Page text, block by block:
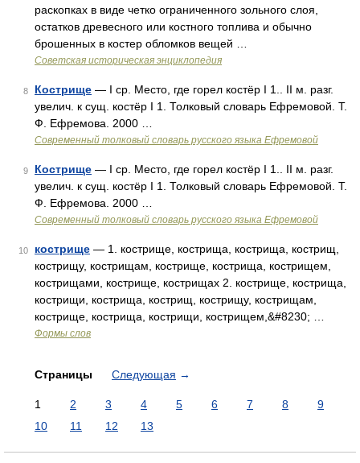
раскопках в виде четко ограниченного зольного слоя,
остатков древесного или костного топлива и обычно
брошенных в костер обломков вещей …
Советская историческая энциклопедия
8 Кострище — I ср. Место, где горел костёр I 1.. II м. разг.
увелич. к сущ. костёр I 1. Толковый словарь Ефремовой. Т.
Ф. Ефремова. 2000 …
Современный толковый словарь русского языка Ефремовой
9 Кострище — I ср. Место, где горел костёр I 1.. II м. разг.
увелич. к сущ. костёр I 1. Толковый словарь Ефремовой. Т.
Ф. Ефремова. 2000 …
Современный толковый словарь русского языка Ефремовой
10 кострище — 1. кострище, кострища, кострища, кострищ,
кострищу, кострищам, кострище, кострища, кострищем,
кострищами, кострище, кострищах 2. кострище, кострища,
кострищи, кострища, кострищ, кострищу, кострищам,
кострище, кострища, кострищи, кострищем,&#8230; …
Формы слов
Страницы Следующая →
1 2 3 4 5 6 7 8
9
10
11 12 13